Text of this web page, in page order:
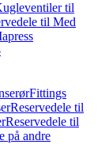
til
til Med
Fittings
Reservedele til
Reservedele til
på andre